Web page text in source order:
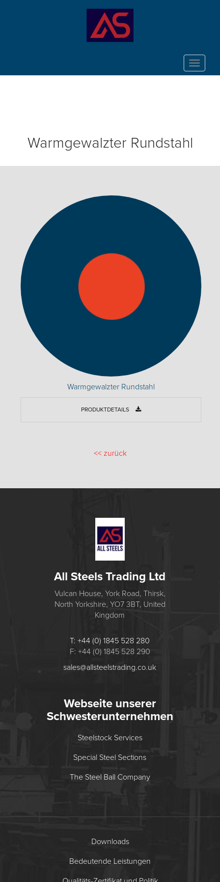
Toggle
Warmgewalzter Rundstahl
Warmgewalzter Rundstahl
PRODUKTDETAILS
<< zurück
All Steels Trading Ltd
Vulcan House, York Road, Thirsk,
North Yorkshire, YO7 3BT, United
Kingdom
T: +44 (0) 1845 528 280
F: +44 (0) 1845 528 290
sales@allsteelstrading.co.uk
Webseite unserer
Schwesterunternehmen
Steelstock Services
Special Steel Sections
The Steel Ball Company
Downloads
Bedeutende Leistungen